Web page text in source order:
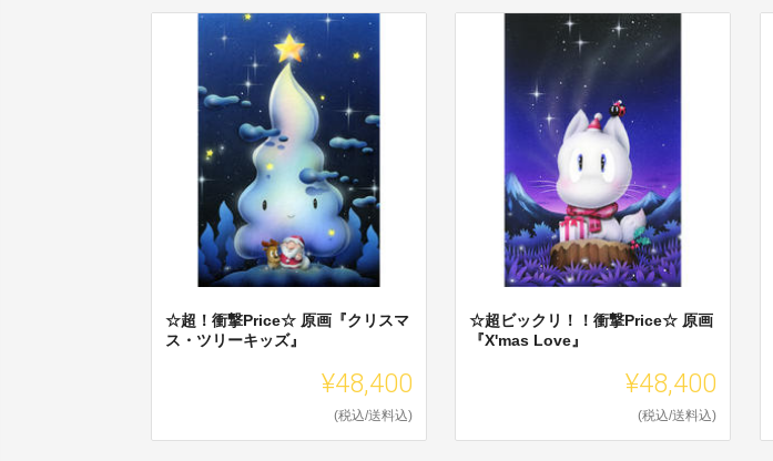
☆超！衝撃Price☆ 原画『クリスマ
ス・ツリーキッズ』
¥48,400
(税込/送料込)
☆超ビックリ！！衝撃Price☆ 原画
『X'mas Love』
¥48,400
(税込/送料込)